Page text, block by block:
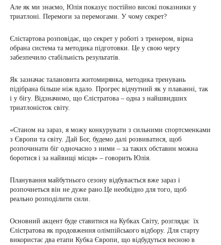
Але як ми знаємо, Юлія показує постійно високі показники у
триатлоні. Перемоги за перемогами. У чому секрет?
Єлістартова розповідає, що секрет у роботі з тренером, вірна
обрана система та методика підготовки. Це у свою чергу
забезпечило стабільність результатів.
Як зазначає талановита житомирянка, методика тренувань
підібрана більше ніж вдало. Прогрес відчутний як у плаванні, так
і у бігу. Відзначимо, що Єлістратова – одна з найшвидших
триатлоністок світу.
«Станом на зараз, я можу конкурувати з сильними спортсменками
з Європи та світу. Дай Бог, будемо далі розвиватися, щоб
розпочинати біг одночасно з ними – за таких обставин можна
боротися і за найвищі місця» – говорить Юлія.
Планування майбутнього сезону відбувається вже зараз і
розпочнеться він не дуже рано.Це необхідно для того, щоб
реально розподілити сили.
Основний акцент буде ставитися на Кубках Світу, розглядає їх
Єлістратова як продовження олімпійського відбору. Для старту
використає два етапи Кубка Європи, що відбудуться весною в